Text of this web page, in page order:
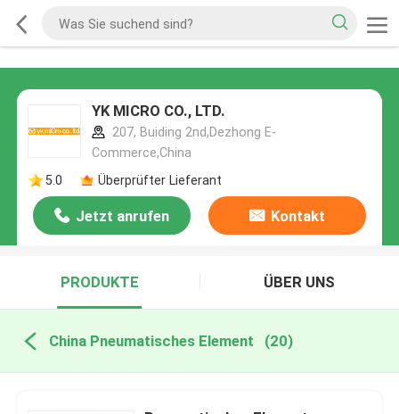
YK MICRO CO., LTD.
207, Buiding 2nd,Dezhong E-
Commerce,China
5.0
Überprüfter Lieferant
Jetzt anrufen Kontakt
PRODUKTE ÜBER UNS
China Pneumatisches Element (20)